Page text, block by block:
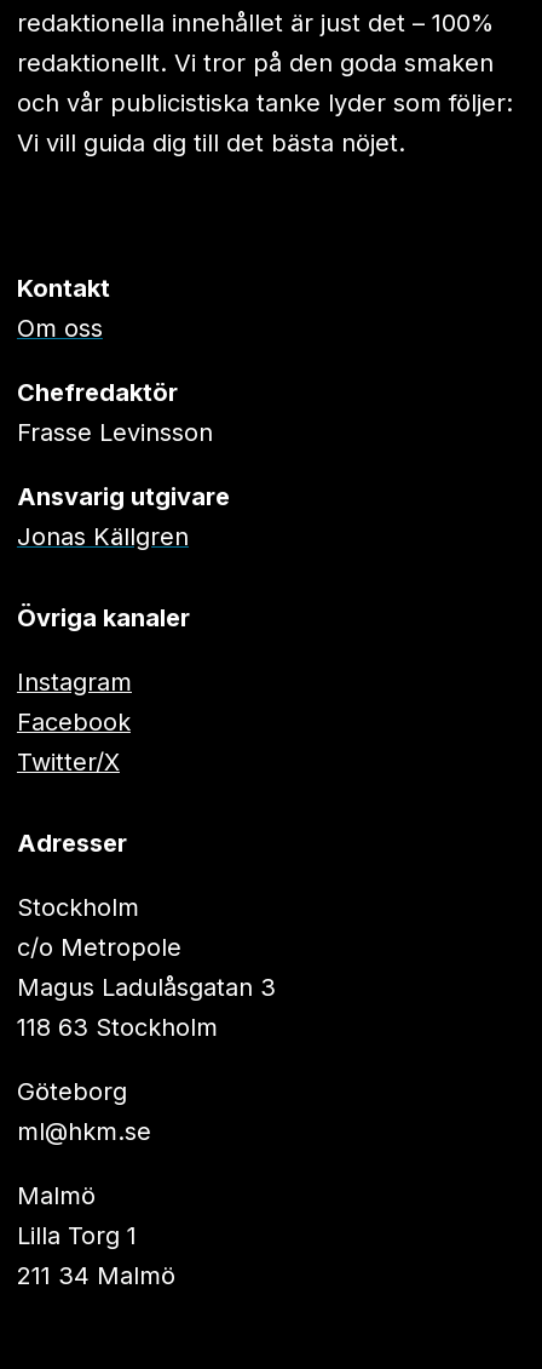
redaktionella innehållet är just det – 100%
redaktionellt. Vi tror på den goda smaken
och vår publicistiska tanke lyder som följer:
Vi vill guida dig till det bästa nöjet.
Kontakt
Om oss
Chefredaktör
Frasse Levinsson
Ansvarig utgivare
Jonas Källgren
Övriga kanaler
Instagram
Facebook
Twitter/X
Adresser
Stockholm
c/o Metropole
Magus Ladulåsgatan 3
118 63 Stockholm
Göteborg
ml@hkm.se
Malmö
Lilla Torg 1
211 34 Malmö